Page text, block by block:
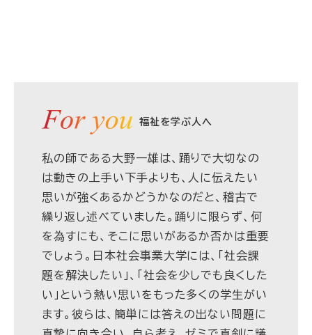
福祉を学ぶ人へ
私の師である大野一雄は、踊りで大切なの
は動きの上手い下手よりも、人に伝えたい
思いが強くあるかどうかなのだと、稽古で
繰り返し述べていました。踊りに限らず、何
を為すにも、そこに思いがあるか否かは重要
でしょう。日本社会事業大学には、「社会課
題を解決したい」、「社会を少しでも良くした
い」という熱い思いをもった多くの学生がい
ます。彼らは、簡単には答えの出ない問題に